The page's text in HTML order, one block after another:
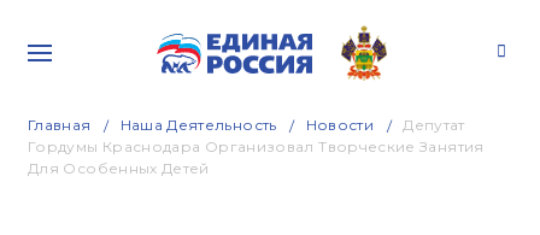
Главная Наша Деятельность Новости
Депутат
Гордумы Краснодара Организовал Творческие Занятия
Для Особенных Детей